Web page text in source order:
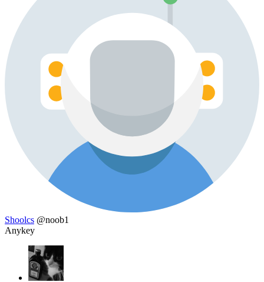
Shoolcs @noob1
Anykey